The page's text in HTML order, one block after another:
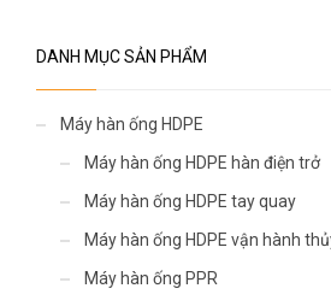
DANH MỤC SẢN PHẨM
Máy hàn ống HDPE
Máy hàn ống HDPE hàn điện trở
Máy hàn ống HDPE tay quay
Máy hàn ống HDPE vận hành
Máy hàn ống PPR